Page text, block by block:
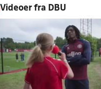
Videoer fra DBU